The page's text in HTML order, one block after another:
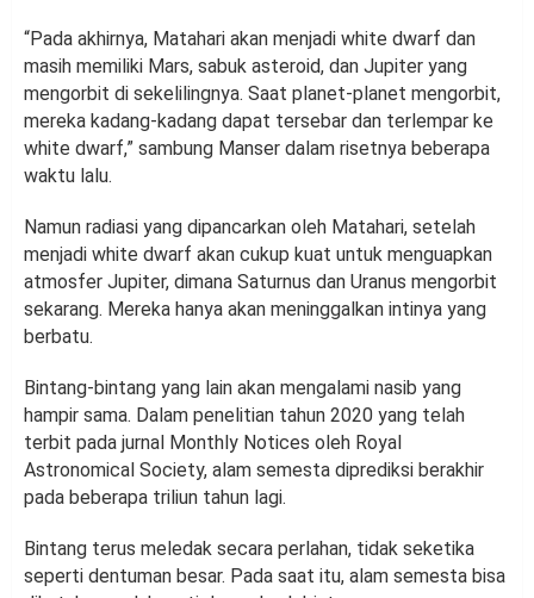
“Pada akhirnya, Matahari akan menjadi white dwarf dan
masih memiliki Mars, sabuk asteroid, dan Jupiter yang
mengorbit di sekelilingnya. Saat planet-planet mengorbit,
mereka kadang-kadang dapat tersebar dan terlempar ke
white dwarf,” sambung Manser dalam risetnya beberapa
waktu lalu.
Namun radiasi yang dipancarkan oleh Matahari, setelah
menjadi white dwarf akan cukup kuat untuk menguapkan
atmosfer Jupiter, dimana Saturnus dan Uranus mengorbit
sekarang. Mereka hanya akan meninggalkan intinya yang
berbatu.
Bintang-bintang yang lain akan mengalami nasib yang
hampir sama. Dalam penelitian tahun 2020 yang telah
terbit pada jurnal Monthly Notices oleh Royal
Astronomical Society, alam semesta diprediksi berakhir
pada beberapa triliun tahun lagi.
Bintang terus meledak secara perlahan, tidak seketika
seperti dentuman besar. Pada saat itu, alam semesta bisa